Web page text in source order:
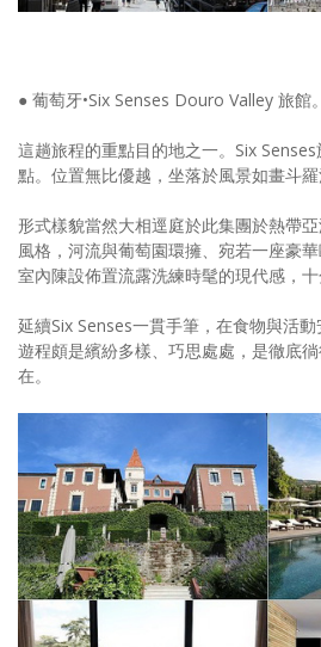
● 葡萄牙•Six Senses Douro Valley 旅館。
這趟旅程的重點目的地之一。Six
點。位置無比優越，坐落於風景如畫斗羅
形式樣貌當然大相逕庭於此集團於熱帶
風格，河流與葡萄園環擁、宛若一座豪
室內陳設佈置流露洗練時髦的現代感，十
延續Six Senses一貫手筆，在食物與活
遊程頗是繽紛多樣、巧思處處，是徹底
在。